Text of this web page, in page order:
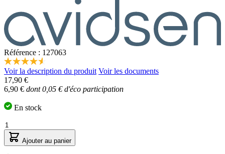
Référence : 127063
4.6
étoiles
sur
5,
de
note
moyenne.
Read
9
Voir la description du produit Voir les documents
17,90 €
6,90 € dont 0,05 € d'éco participation
En stock
Quantité
Ajouter au panier